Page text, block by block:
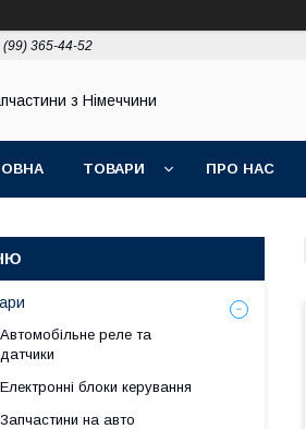
(99) 365-44-52
з Німеччини
ТОВАРИ ПРО НАС
Автомобільне реле та
датчики
Електронні блоки керування
Запчастини на авто